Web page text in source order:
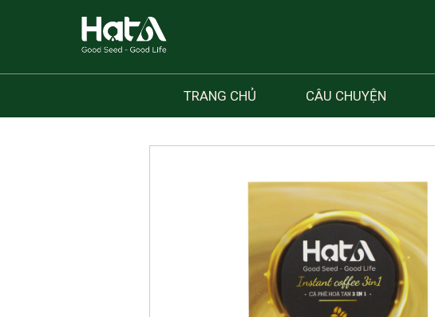
TRANG CHỦ CÂU CHUYỆN